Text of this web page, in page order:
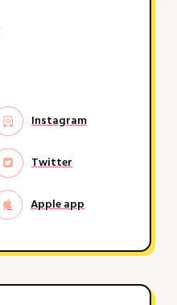
Instagram
Twitter
Apple app